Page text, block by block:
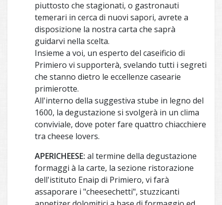
piuttosto che stagionati, o gastronauti
temerari in cerca di nuovi sapori, avrete a
disposizione la nostra carta che saprà
guidarvi nella scelta.
Insieme a voi, un esperto del caseificio di
Primiero vi supporterà, svelando tutti i segreti
che stanno dietro le eccellenze casearie
primierotte.
All'interno della suggestiva stube in legno del
1600, la degustazione si svolgerà in un clima
conviviale, dove poter fare quattro chiacchiere
tra cheese lovers.
APERICHEESE: al termine della degustazione
formaggi à la carte, la sezione ristorazione
dell'istituto Enaip di Primiero, vi farà
assaporare i "cheesechetti", stuzzicanti